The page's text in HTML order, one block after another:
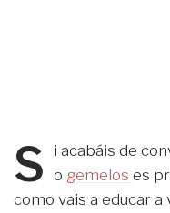
S
i acabáis de
o gemeloses
como vais a educar a